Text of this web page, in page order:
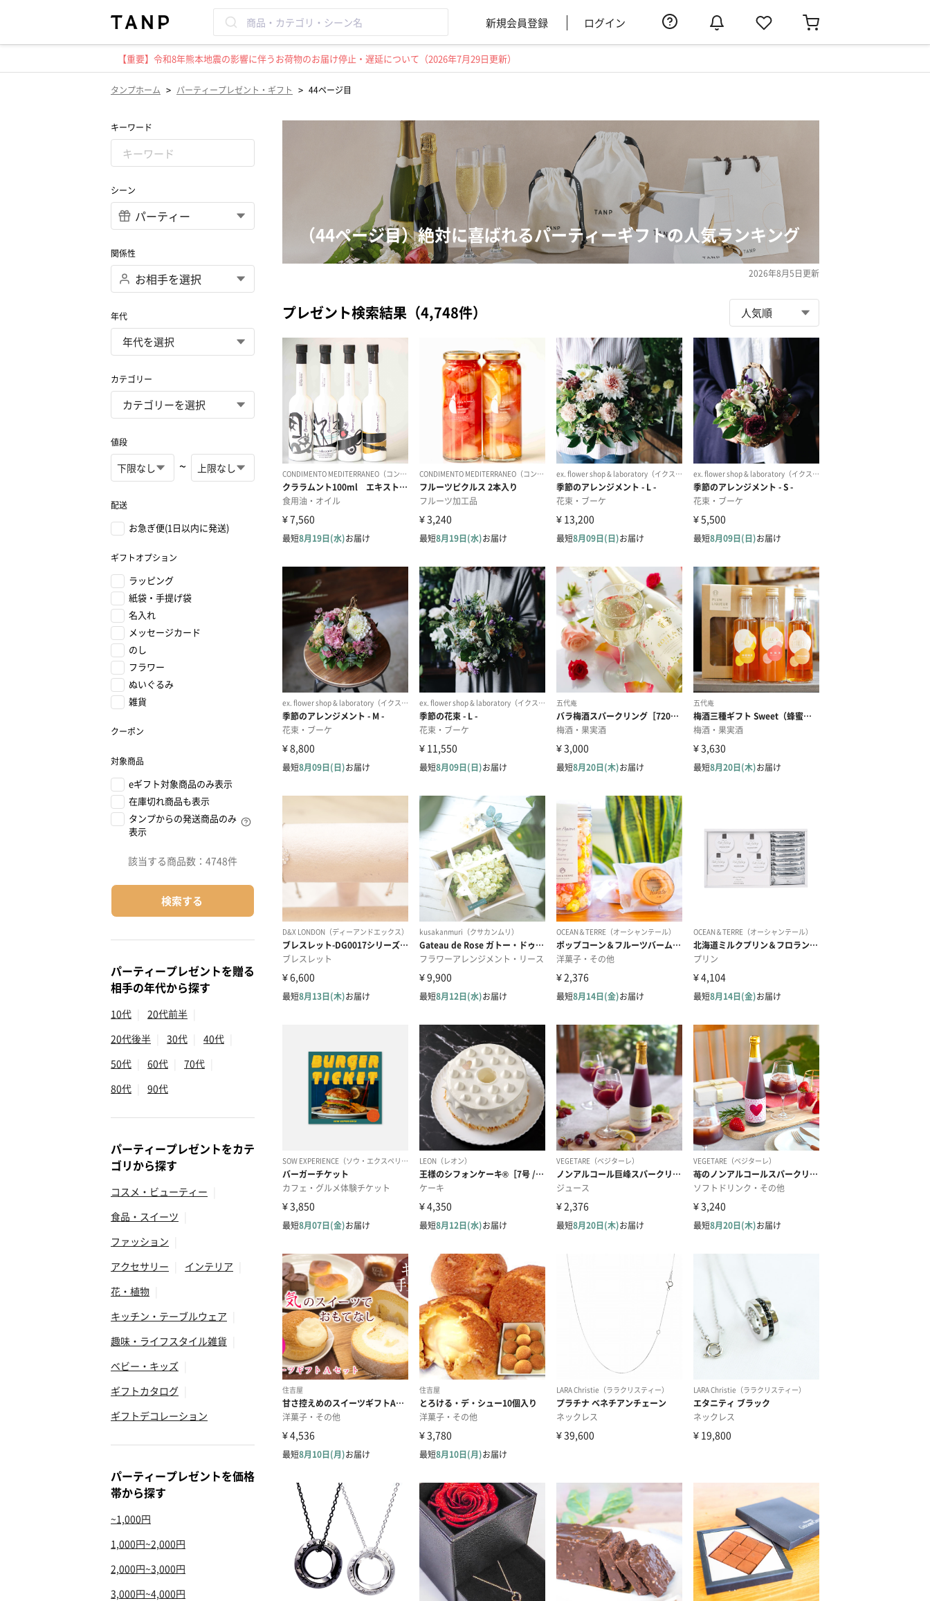
新規会員登録 ログイン
【重要】令和8年熊本地震の影響に伴うお荷物のお届け停止・遅延について（2026年7月29日更新）
タンプホーム > パーティープレゼント・ギフト > 44ページ目
キーワード
シーン
関係性
年代
カテゴリー
値段
~
配送
お急ぎ便(1日以内に発送)
ギフトオプション
ラッピング
紙袋・手提げ袋
名入れ
メッセージカード
のし
フラワー
ぬいぐるみ
雑貨
クーポン
対象商品
eギフト対象商品のみ表示
在庫切れ商品も表示
タンプからの発送商品のみ
表示
該当する商品数： 4748件
検索する
パーティープレゼントを贈る
相手の年代から探す
10代 20代前半
20代後半
30代 40代
50代
60代 70代
80代
90代
パーティープレゼントをカテ
ゴリから探す
コスメ・ビューティー
食品・スイーツ
ファッション
アクセサリー
インテリア
花・植物
キッチン・テーブルウェア
趣味・ライフスタイル雑貨
ベビー・キッズ
ギフトカタログ
ギフトデコレーション
パーティープレゼントを価格
帯から探す
~1,000円
1,000円~2,000円
2,000円~3,000円
3,000円~4,000円
（44ページ目）絶対に喜ばれるパーティーギフトの人気ランキング
2026年8月5日更新
プレゼント検索結果（4,748件）